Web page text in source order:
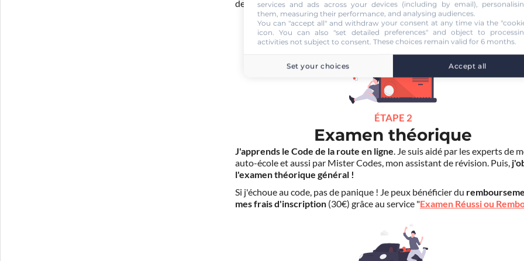
de conduite dans un autre établissement.
S'inscrire au
Code en ligne Voiture 39.90 €
ÉTAPE 2
Examen théorique
J'apprends le Code de la route en ligne. Je suis aidé par les experts de
auto-école et aussi par Mister Codes, mon assistant de révision. Puis,
l'examen théorique général !
Si j'échoue au code, pas de panique ! Je peux bénéficier du
mes frais d'inscription (30€) grâce au service "Examen Réussi ou
services and ads across your devices (including by email),
them, measuring their performance, and analysing audiences.
You can "accept all" and withdraw your consent at any time via the
icon . You can also "set detailed preferences" and object to
activities not subject to consent. These choices remain valid for 6 months.
Set your choices Accept all